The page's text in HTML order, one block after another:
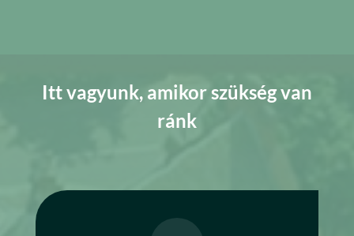
Itt vagyunk, amikor szükség van
ránk